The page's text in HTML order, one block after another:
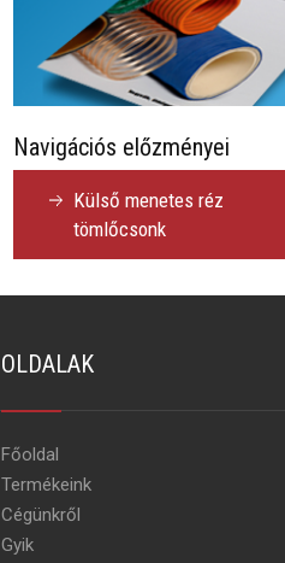
Navigációs előzményei
Külső menetes réz
tömlőcsonk
OLDALAK
Főoldal
Termékeink
Cégünkről
Gyik